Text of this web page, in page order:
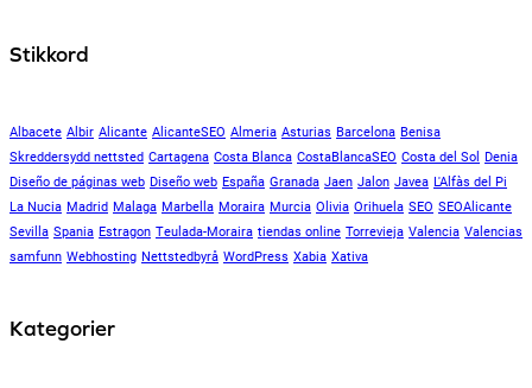
Stikkord
Albacete Albir Alicante AlicanteSEO Almeria Asturias Barcelona Benisa
Skreddersydd nettsted Cartagena Costa Blanca CostaBlancaSEO Costa del Sol Denia
Diseño de páginas web Diseño web España Granada Jaen Jalon Javea L'Alfàs del Pi
La Nucia Madrid Malaga Marbella Moraira Murcia Olivia Orihuela SEO SEOAlicante
Sevilla Spania Estragon Teulada-Moraira tiendas online Torrevieja Valencia Valencias
samfunn Webhosting Nettstedbyrå WordPress Xabia Xativa
Kategorier